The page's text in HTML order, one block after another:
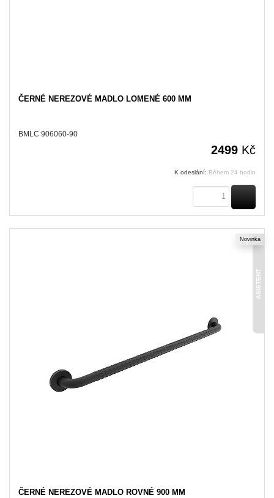
ČERNÉ NEREZOVÉ MADLO LOMENÉ 600 MM
BMLC 906060-90
2499 Kč
K odeslání: Během 24 hodin
ASISTENT
Novinka
ČERNÉ NEREZOVÉ MADLO ROVNÉ 900 MM